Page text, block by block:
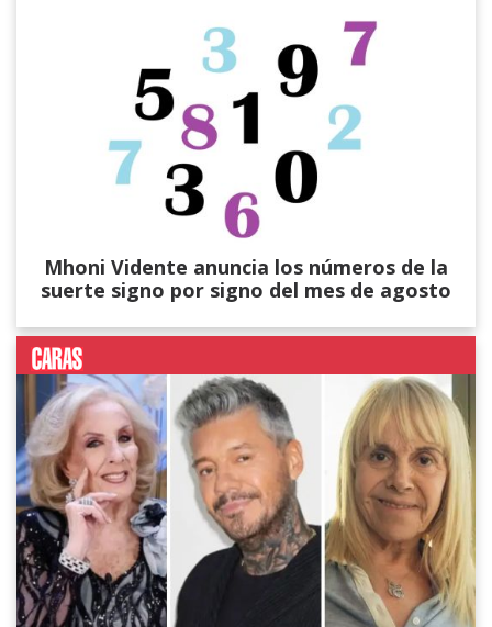
Mhoni Vidente anuncia los números de la
suerte signo por signo del mes de agosto